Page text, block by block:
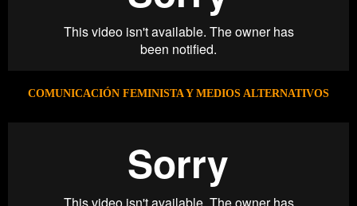
COMUNICACIÓN FEMINISTA Y MEDIOS ALTERNATIVOS